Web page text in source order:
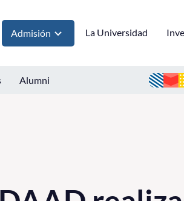
Admisión La Universidad
Alumni